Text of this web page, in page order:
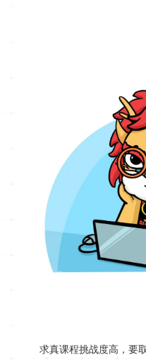
求真课程挑战度高，要